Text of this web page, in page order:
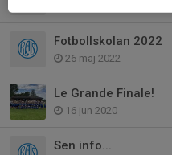
Fotbollskolan 2022
26 maj 2022
Le Grande Finale!
16 jun 2020
Sen info...